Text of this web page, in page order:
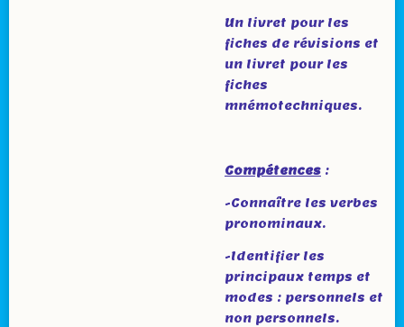
Un livret pour les
fiches de révisions et
un livret pour les
fiches
mnémotechniques.
Compétences :
-Connaître les verbes
pronominaux.
-Identifier les
principaux temps et
modes : personnels et
non personnels.